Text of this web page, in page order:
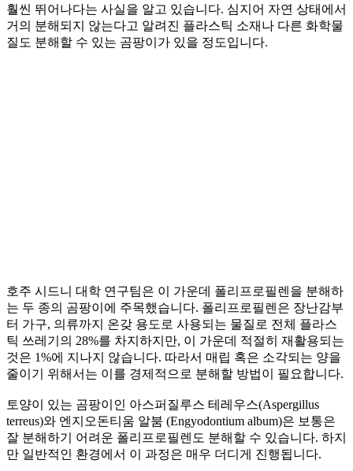
훨씬 뛰어나다는 사실을 알고 있습니다. 심지어 자연 상태에서
거의 분해되지 않는다고 알려진 플라스틱 소재나 다른 화학물
질도 분해할 수 있는 곰팡이가 있을 정도입니다.
호주 시드니 대학 연구팀은 이 가운데 폴리프로필렌을 분해하
는 두 종의 곰팡이에 주목했습니다. 폴리프로필렌은 장난감부
터 가구, 의류까지 온갖 용도로 사용되는 물질로 전체 플라스
틱 쓰레기의 28%를 차지하지만, 이 가운데 적절히 재활용되는
것은 1%에 지나지 않습니다. 따라서 매립 혹은 소각되는 양을
줄이기 위해서는 이를 경제적으로 분해할 방법이 필요합니다.
토양이 있는 곰팡이인 아스퍼질루스 테레우스(Aspergillus
terreus)와 엔지오돈티움 알붐 (Engyodontium album)은 보통은
잘 분해하기 어려운 폴리프로필렌도 분해할 수 있습니다. 하지
만 일반적인 환경에서 이 과정은 매우 더디게 진행됩니다.